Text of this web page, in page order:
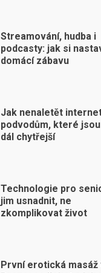
Streamování, hudba i
podcasty: jak si
domácí zábavu
Jak nenaletět
podvodům, které
dál chytřejší
Technologie pro
jim usnadnit, ne
zkomplikovat život
První erotická masáž